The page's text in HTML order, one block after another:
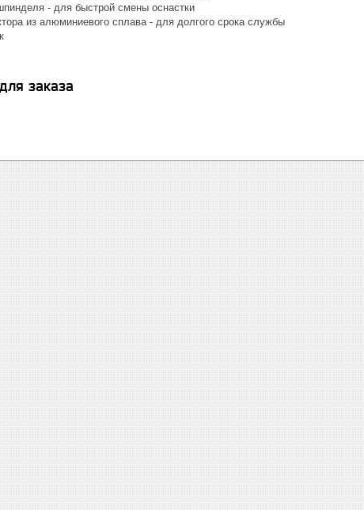
- для быстрой смены оснастки
из алюминиевого сплава - для долгого срока службы
заказа